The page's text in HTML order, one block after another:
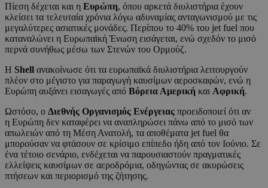
Πίεση δέχεται και η Ευρώπη, όπου αρκετά διυλιστήρια έχουν
κλείσει τα τελευταία χρόνια λόγω αδυναμίας ανταγωνισμού με τις
μεγαλύτερες ασιατικές μονάδες. Περίπου το 40% του jet fuel που
καταναλώνει η Ευρωπαϊκή Ένωση εισάγεται, ενώ σχεδόν το μισό
περνά συνήθως μέσω των Στενών του Ορμούζ.
Η Shell ανακοίνωσε ότι τα ευρωπαϊκά διυλιστήρια λειτουργούν
πλέον στο μέγιστο για παραγωγή καυσίμων αεροσκαφών, ενώ η
Ευρώπη αυξάνει εισαγωγές από Βόρεια Αμερική και Αφρική.
Ωστόσο, ο Διεθνής Οργανισμός Ενέργειας προειδοποιεί ότι αν
η Ευρώπη δεν καταφέρει να αναπληρώσει πάνω από το μισό των
απωλειών από τη Μέση Ανατολή, τα αποθέματα jet fuel θα
μπορούσαν να φτάσουν σε κρίσιμο επίπεδο ήδη από τον Ιούνιο. Σε
ένα τέτοιο σενάριο, ενδέχεται να παρουσιαστούν πραγματικές
ελλείψεις καυσίμων σε αεροδρόμια, οδηγώντας σε ακυρώσεις
πτήσεων και περιορισμό της ζήτησης.